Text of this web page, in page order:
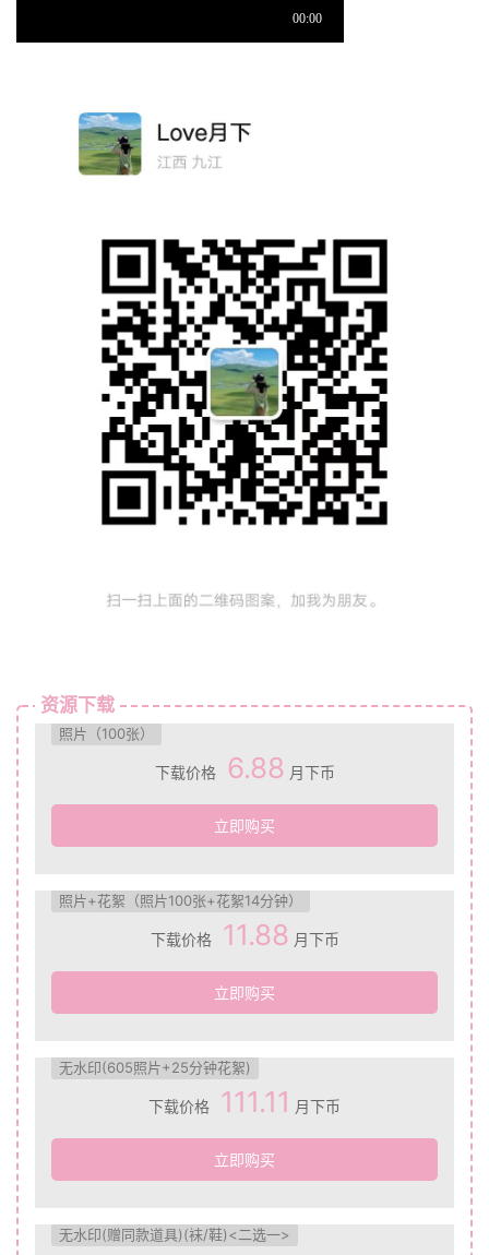
资源下载
照片（100张）
下载价格 6.88 月下币
立即购买
照片+花絮（照片100张+花絮14分钟）
下载价格 11.88 月下币
立即购买
无水印(605照片+25分钟花絮)
下载价格 111.11 月下币
立即购买
无水印(赠同款道具)(袜/鞋)<二选一>